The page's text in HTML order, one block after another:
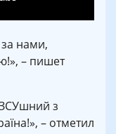
нами,
– пишет
з
– отметил